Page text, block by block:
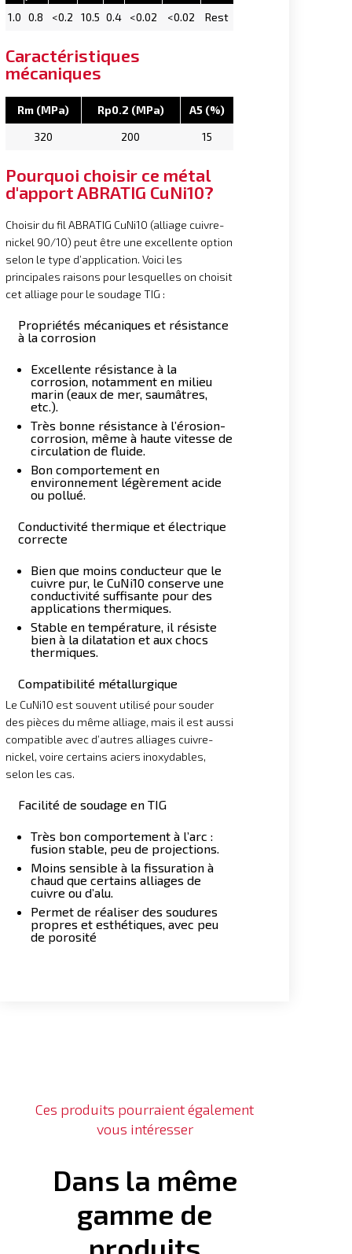
1.0
0.8 <0.2 10.5 0.4 <0.02 <0.02 Rest
Caractéristiques
mécaniques
Rm (MPa) Rp0.2 (MPa)
A5 (%)
320
200 15
Pourquoi choisir ce métal
d'apport ABRATIG CuNi10?
Choisir du fil ABRATIG CuNi10 (alliage cuivre-
nickel 90/10) peut être une excellente option
selon le type d’application. Voici les
principales raisons pour lesquelles on choisit
cet alliage pour le soudage TIG :
Propriétés mécaniques et résistance
à la corrosion
Excellente résistance à la
corrosion, notamment en milieu
marin (eaux de mer, saumâtres,
etc.).
Très bonne résistance à l’érosion-
corrosion, même à haute vitesse de
circulation de fluide.
Bon comportement en
environnement légèrement acide
ou pollué.
Conductivité thermique et électrique
correcte
Bien que moins conducteur que le
cuivre pur, le CuNi10 conserve une
conductivité suffisante pour des
applications thermiques.
Stable en température, il résiste
bien à la dilatation et aux chocs
thermiques.
Compatibilité métallurgique
Le CuNi10 est souvent utilisé pour souder
des pièces du même alliage, mais il est aussi
compatible avec d’autres alliages cuivre-
nickel, voire certains aciers inoxydables,
selon les cas.
Facilité de soudage en TIG
Très bon comportement à l’arc :
fusion stable, peu de projections.
Moins sensible à la fissuration à
chaud que certains alliages de
cuivre ou d’alu.
Permet de réaliser des soudures
propres et esthétiques, avec peu
de porosité
Ces produits pourraient également
vous intéresser
Dans la même
gamme de